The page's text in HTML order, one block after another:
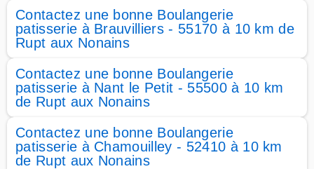
Contactez une bonne Boulangerie
patisserie à Brauvilliers - 55170 à 10 km de
Rupt aux Nonains
Contactez une bonne Boulangerie
patisserie à Nant le Petit - 55500 à 10 km
de Rupt aux Nonains
Contactez une bonne Boulangerie
patisserie à Chamouilley - 52410 à 10 km
de Rupt aux Nonains